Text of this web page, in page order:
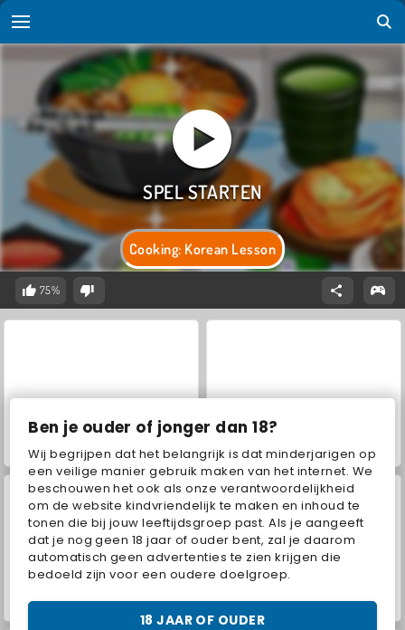
Ben je ouder of jonger dan 18?
Wij begrijpen dat het belangrijk is dat minderjarigen op
een veilige manier gebruik maken van het internet. We
beschouwen het ook als onze verantwoordelijkheid
om de website kindvriendelijk te maken en inhoud te
tonen die bij jouw leeftijdsgroep past. Als je aangeeft
dat je nog geen 18 jaar of ouder bent, zal je daarom
automatisch geen advertenties te zien krijgen die
bedoeld zijn voor een oudere doelgroep.
18 JAAR OF OUDER
Cooking: Korean Lesson
75%
VegaMix Da Vinci Puzzles ASMR Makeover & Makeup Studio
Hidden Object: Street of Secrets Farm Merge Valley